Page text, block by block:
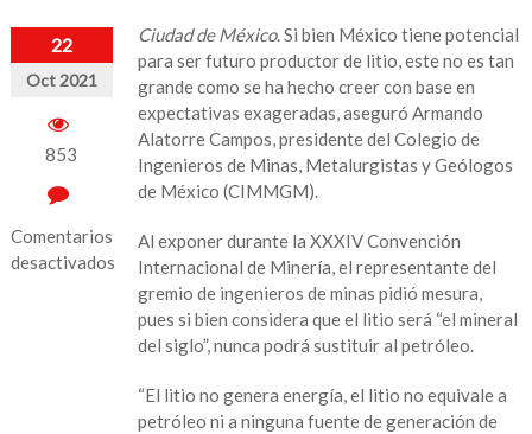
22
Oct 2021
853
Comentarios
desactivados
Ciudad de México. Si bien México tiene potencial
para ser futuro productor de litio, este no es tan
grande como se ha hecho creer con base en
expectativas exageradas, aseguró Armando
Alatorre Campos, presidente del Colegio de
Ingenieros de Minas, Metalurgistas y Geólogos
de México (CIMMGM).
Al exponer durante la XXXIV Convención
Internacional de Minería, el representante del
gremio de ingenieros de minas pidió mesura,
pues si bien considera que el litio será “el mineral
del siglo”, nunca podrá sustituir al petróleo.
“El litio no genera energía, el litio no equivale a
petróleo ni a ninguna fuente de generación de